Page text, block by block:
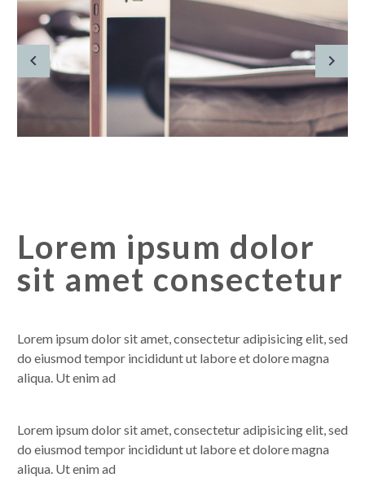
Lorem ipsum dolor
sit amet consectetur
Lorem ipsum dolor sit amet, consectetur adipisicing elit, sed
do eiusmod tempor incididunt ut labore et dolore magna
aliqua. Ut enim ad
Lorem ipsum dolor sit amet, consectetur adipisicing elit, sed
do eiusmod tempor incididunt ut labore et dolore magna
aliqua. Ut enim ad